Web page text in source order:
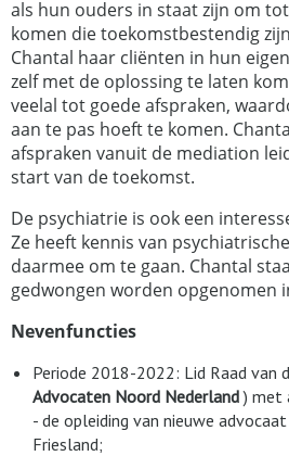
als hun ouders in staat zijn om
komen die toekomstbestendig
Chantal haar cliënten in hun
zelf met de oplossing te laten
veelal tot goede afspraken,
aan te pas hoeft te komen.
afspraken vanuit de mediation
start van de toekomst.
De psychiatrie is ook een
Ze heeft kennis van
daarmee om te gaan. Chantal
gedwongen worden opgenomen
Nevenfuncties
Periode 2018-2022: Lid Raad van
Advocaten Noord Nederland) met
- de opleiding van nieuwe
Friesland;